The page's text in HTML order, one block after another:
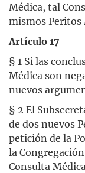
Médica, tal
mismos Peritos
Artículo 17
§ 1 Si las
Médica son
nuevos
§ 2 El
de dos nuevos
petición de la
la
Consulta